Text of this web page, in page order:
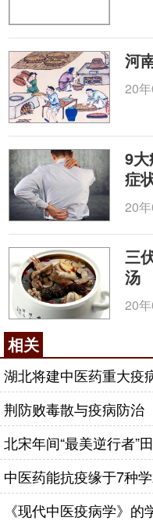
河
20
9
症
20
三
汤
20
相关
湖北将建中医药重大疫
荆防败毒散与疫病防治
北宋年间“最美逆行者”
中医药能抗疫缘于7种
《现代中医疫病学》